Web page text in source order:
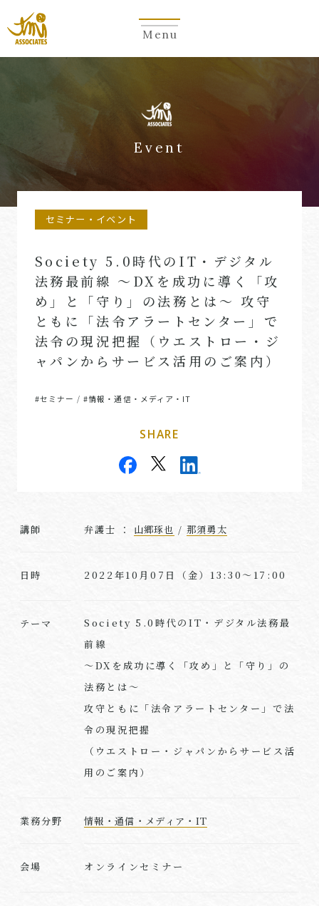
Menu
Event
セミナー・イベント
Society 5.0時代のIT・デジタル
法務最前線 ～DXを成功に導く「攻
め」と「守り」の法務とは～ 攻守
ともに「法令アラートセンター」で
法令の現況把握（ウエストロー・ジ
ャパンからサービス活用のご案内）
#セミナー /#情報・通信・メディア・IT
SHARE
講師 弁護士 ： 山郷琢也 / 那須勇太
日時 2022年10月07日（金）13:30～17:00
テーマ
Society 5.0時代のIT・デジタル法務最
前線
～DXを成功に導く「攻め」と「守り」の
法務とは～
攻守ともに「法令アラートセンター」で法
令の現況把握
（ウエストロー・ジャパンからサービス活
用のご案内）
業務分野 情報・通信・メディア・IT
会場 オンラインセミナー